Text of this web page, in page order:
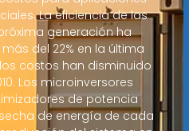
La eficiencia de las
generación ha
del 22% en la última
costos han disminuido
Los microinversores
de potencia
de energía de cada